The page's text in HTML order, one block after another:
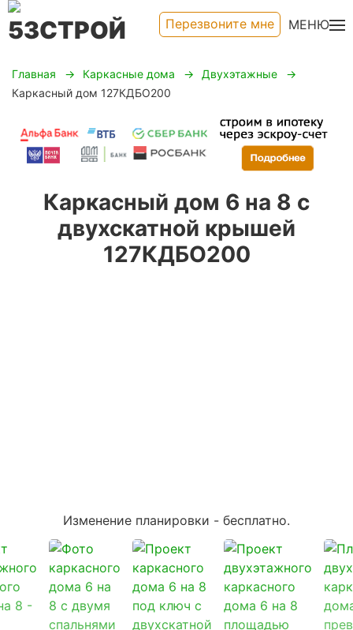
Перезвоните мне МЕНЮ
Главная Каркасные дома
Двухэтажные
Каркасный дом 127КДБО200
Каркасный дом 6 на 8 с
двухскатной крышей
127КДБО200
Изменение планировки - бесплатно.